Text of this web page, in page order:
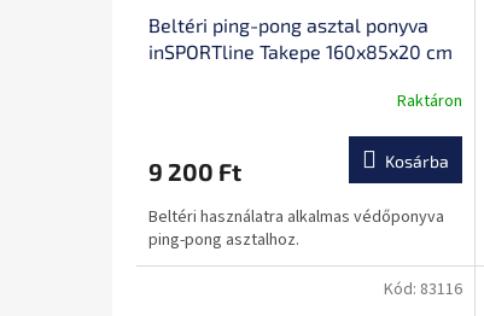
Beltéri ping-pong asztal ponyva
inSPORTline Takepe 160x85x20 cm
értékelése
ből
0,0
csillag.
Raktáron
9 200 Ft Kosárba
Beltéri használatra alkalmas védőponyva
ping-pong asztalhoz.
Kód: 83116